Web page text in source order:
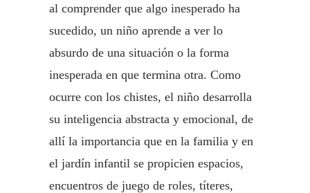
al comprender que algo inesperado ha
sucedido, un niño aprende a ver lo
absurdo de una situación o la forma
inesperada en que termina otra. Como
ocurre con los chistes, el niño desarrolla
su inteligencia abstracta y emocional, de
allí la importancia que en la familia y en
el jardín infantil se propicien espacios,
encuentros de juego de roles, títeres,